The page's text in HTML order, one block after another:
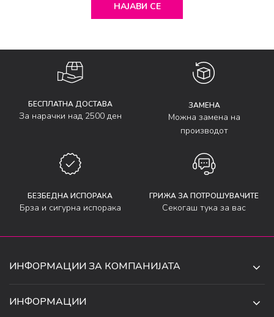
НАЈАВИ СЕ
БЕСПЛАТНА ДОСТАВА
За нарачки над 2500 ден
ЗАМЕНА
Можна замена на
производот
БЕЗБЕДНА ИСПОРАКА
Брза и сигурна испорака
ГРИЖА ЗА ПОТРОШУВАЧИТЕ
Секогаш тука за вас
ИНФОРМАЦИИ ЗА КОМПАНИЈАТА
ИНФОРМАЦИИ